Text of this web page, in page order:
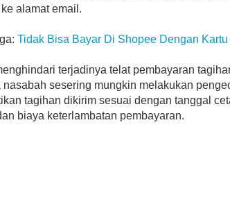
alamat email.
Tidak Bisa Bayar Di Shopee Dengan
terjadinya telat pembayaran
nasabah sesering mungkin melakukan
tagihan dikirim sesuai dengan tanggal
biaya keterlambatan pembayaran.